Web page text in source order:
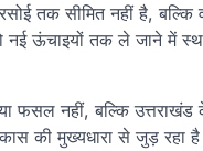
तक सीमित नहीं है, बल्कि
ऊंचाइयों तक ले जाने में
फसल नहीं, बल्कि
की मुख्यधारा से जुड़ रहा